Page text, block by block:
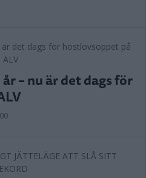
– nu är det dags för